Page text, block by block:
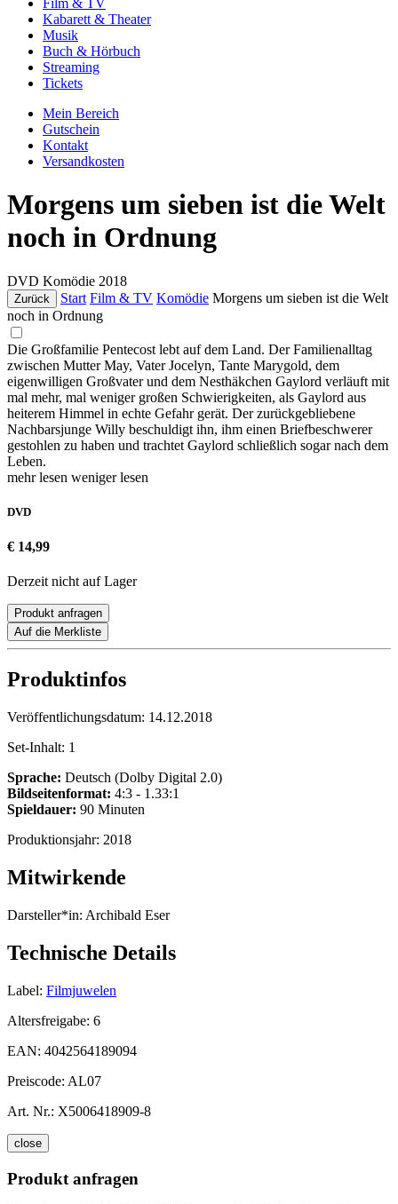
Film & TV
Kabarett & Theater
Musik
Buch & Hörbuch
Streaming
Tickets
Mein Bereich
Gutschein
Kontakt
Versandkosten
Morgens um sieben ist die Welt
noch in Ordnung
DVD Komödie 2018
Zurück Start Film & TV Komödie Morgens um sieben ist die Welt
noch in Ordnung
Die Großfamilie Pentecost lebt auf dem Land. Der Familienalltag
zwischen Mutter May, Vater Jocelyn, Tante Marygold, dem
eigenwilligen Großvater und dem Nesthäkchen Gaylord verläuft mit
mal mehr, mal weniger großen Schwierigkeiten, als Gaylord aus
heiterem Himmel in echte Gefahr gerät. Der zurückgebliebene
Nachbarsjunge Willy beschuldigt ihn, ihm einen Briefbeschwerer
gestohlen zu haben und trachtet Gaylord schließlich sogar nach dem
Leben.
mehr lesen weniger lesen
DVD
€ 14,99
Derzeit nicht auf Lager
Produkt anfragen
Auf die Merkliste
Produktinfos
Veröffentlichungsdatum: 14.12.2018
Set-Inhalt: 1
Sprache: Deutsch (Dolby Digital 2.0)
Bildseitenformat: 4:3 - 1.33:1
Spieldauer: 90 Minuten
Produktionsjahr: 2018
Mitwirkende
Darsteller*in: Archibald Eser
Technische Details
Label: Filmjuwelen
Altersfreigabe: 6
EAN: 4042564189094
Preiscode: AL07
Art. Nr.: X5006418909-8
close
Produkt anfragen